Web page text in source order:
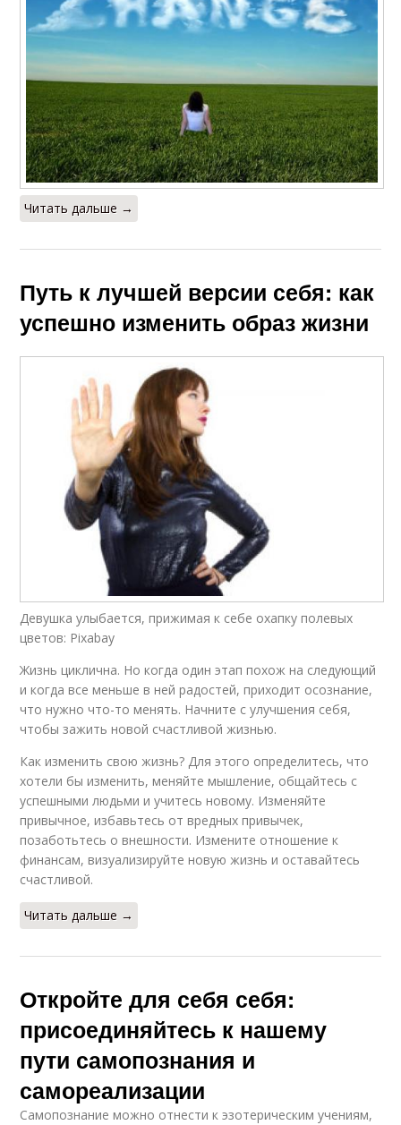
Читать дальше →
Путь к лучшей версии себя: как
успешно изменить образ жизни
Девушка улыбается, прижимая к себе охапку полевых
цветов: Pixabay
Жизнь циклична. Но когда один этап похож на следующий
и когда все меньше в ней радостей, приходит осознание,
что нужно что-то менять. Начните с улучшения себя,
чтобы зажить новой счастливой жизнью.
Как изменить свою жизнь? Для этого определитесь, что
хотели бы изменить, меняйте мышление, общайтесь с
успешными людьми и учитесь новому. Изменяйте
привычное, избавьтесь от вредных привычек,
позаботьтесь о внешности. Измените отношение к
финансам, визуализируйте новую жизнь и оставайтесь
счастливой.
Читать дальше →
Откройте для себя себя:
присоединяйтесь к нашему
пути самопознания и
самореализации
Самопознание можно отнести к эзотерическим учениям,